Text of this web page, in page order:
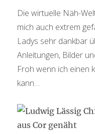
Die wirtuelle Näh-
mich auch extrem
Ladys sehr dankbar
Anleitungen, Bilder
Froh wenn ich einen
kann…